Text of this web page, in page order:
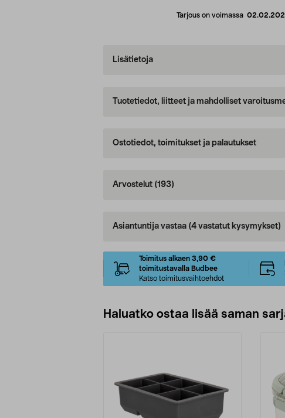
Tarjous on voimassa
Lisätietoja
Tuotetiedot, liitteet ja mahdolliset
Ostotiedot, toimitukset ja palautukset
Arvostelut (193)
Asiantuntija vastaa (4 vastatut kysymykset)
Toimitus alkaen 3,90 €
toimitustavalla Budbee
Katso toimitusvaihtoehdot
Haluatko ostaa lisää saman